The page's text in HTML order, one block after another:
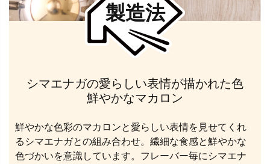
製造法
シマエナガの愛らしい表情が描かれた色
鮮やかなマカロン
鮮やかな色彩のマカロンと愛らしい表情を見せてくれ
るシマエナガとの組み合わせ。繊細な食感と鮮やかな
色づかいを意識しています。フレーバー毎にシマエナ